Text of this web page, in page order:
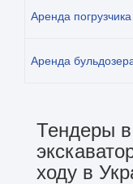
Аренда погрузчика
Аренда
Тендеры в
ходу в